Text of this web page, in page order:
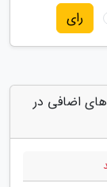
رای
های اضافی در